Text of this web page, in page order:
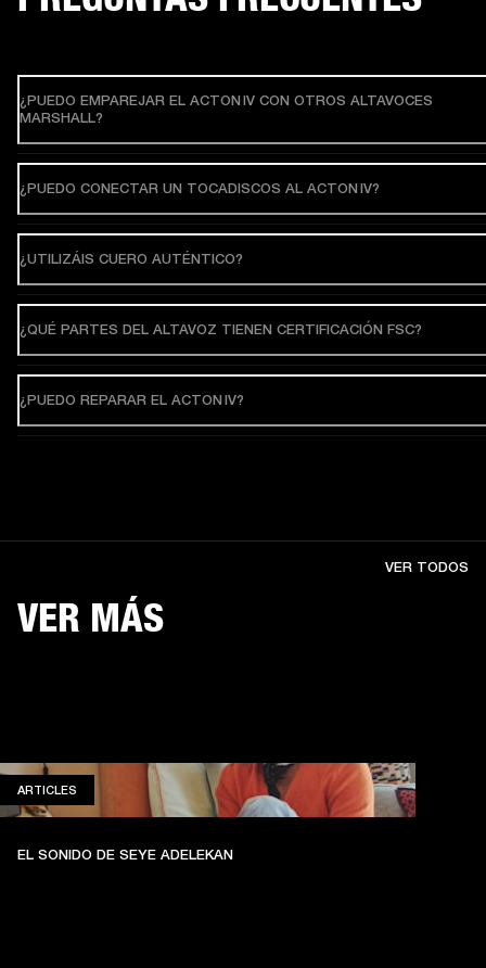
¿PUEDO EMPAREJAR EL ACTON IV CON OTROS ALTAVOCES
MARSHALL?
¿PUEDO CONECTAR UN TOCADISCOS AL ACTON IV?
¿UTILIZÁIS CUERO AUTÉNTICO?
¿QUÉ PARTES DEL ALTAVOZ TIENEN CERTIFICACIÓN FSC?
¿PUEDO REPARAR EL ACTON IV?
VER MÁS
VER TODOS
ARTICLES
EL SONIDO DE SEYE ADELEKAN